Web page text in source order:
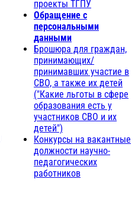
проекты ТГПУ
Обращение с
персональными
данными
Брошюра для граждан,
принимающих/
принимавших участие в
СВО, а также их детей
("Какие льготы в сфере
образования есть у
участников СВО и их
детей")
Конкурсы на вакантные
должности научно-
педагогических
работников